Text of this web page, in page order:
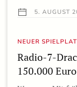
5. AUGUST
NEUER
Radio-7-
150.000 Euro